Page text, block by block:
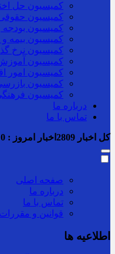
کمیسیون حل
کمیسیون
کمیسیون بودجه
کمیسیون بیمه و
کمیسیون نرخ
کمیسیون
کمیسیون امور
کمیسیون بازرسی
کمیسیون
درباره ما
تماس با ما
کل اخبار اخبار امروز : 0
صفحه اصلی
درباره ما
تماس با ما
قوانین و مقررات
اطلاعیه ها